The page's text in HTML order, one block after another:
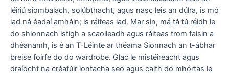
léiriú siombalach, solúbthacht, agus nasc leis an dúlra, is mó
iad ná éadaí amháin; is ráiteas iad. Mar sin, má tá tú réidh le
do shionnach istigh a scaoileadh agus ráiteas trom faisin a
dhéanamh, is é an T-Léinte ar théama Sionnach an t-ábhar
breise foirfe do do wardrobe. Glac le mistéireacht agus
draíocht na créatúir iontacha seo agus caith do mhórtas le